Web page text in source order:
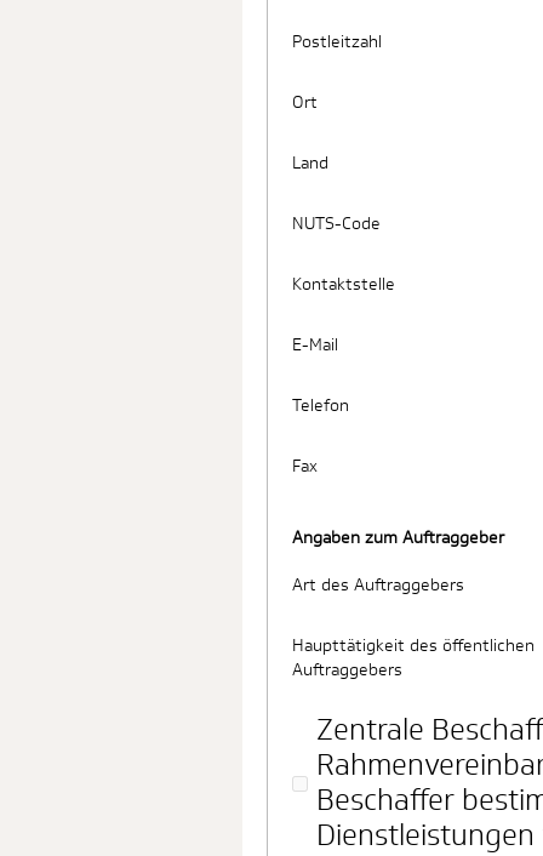
Postleitzahl
Ort
Land
NUTS-Code
Kontaktstelle
E-Mail
Telefon
Fax
Angaben zum Auftraggeber
Art des Auftraggebers
Haupttätigkeit des öffentlichen
Auftraggebers
Zentrale
Beschaffer